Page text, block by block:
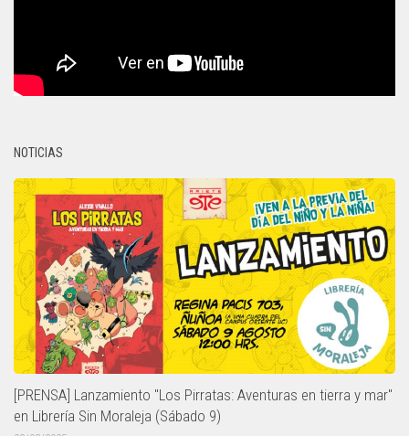
NOTICIAS
[PRENSA] Lanzamiento "Los Pirratas: Aventuras en tierra y mar"
en Librería Sin Moraleja (Sábado 9)